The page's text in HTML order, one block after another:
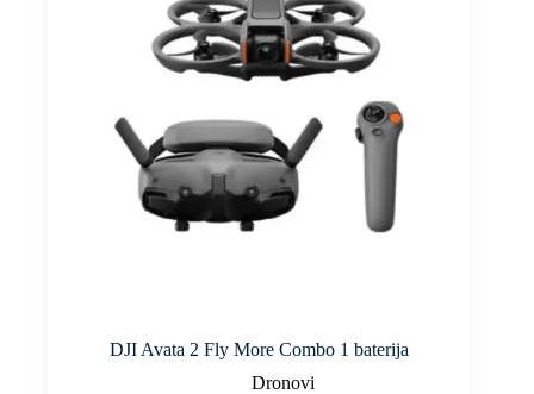
DJI Avata 2 Fly More Combo 1 baterija
Dronovi